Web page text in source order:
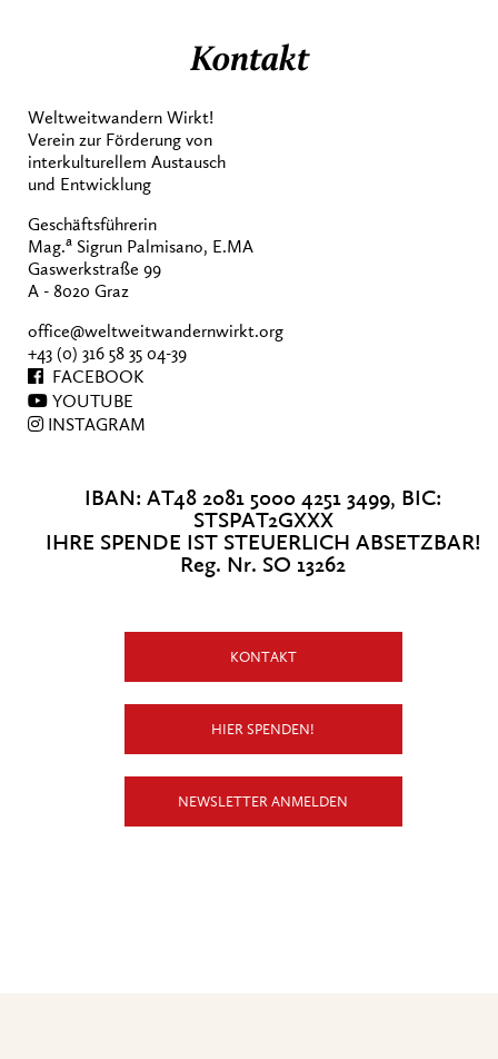
Kontakt
Weltweitwandern Wirkt!
Verein zur Förderung von
interkulturellem Austausch
und Entwicklung
Geschäftsführerin
Mag.a Sigrun Palmisano, E.MA
Gaswerkstraße 99
A - 8020 Graz
office@weltweitwandernwirkt.org
+43 (0) 316 58 35 04-39
FACEBOOK
YOUTUBE
INSTAGRAM
IBAN: AT48 2081 5000 4251 3499, BIC:
STSPAT2GXXX
IHRE SPENDE IST STEUERLICH ABSETZBAR!
Reg. Nr. SO 13262
KONTAKT
HIER SPENDEN!
NEWSLETTER ANMELDEN